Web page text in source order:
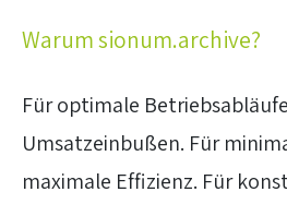
Warum sionum.archive?
Für optimale
Umsatzeinbußen. Für
maximale Effizienz. Für